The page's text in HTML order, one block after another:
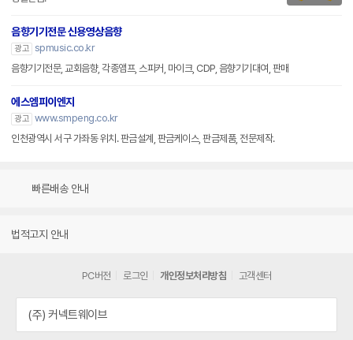
음향기기전문 신용영상음향
광고 spmusic.co.kr
음향기기전문, 교회음향, 각종앰프, 스피커, 마이크, CDP, 음향기기대여, 판매
에스엠피이엔지
광고 www.smpeng.co.kr
인천광역시 서구 가좌동 위치. 판금설계, 판금케이스, 판금제품, 전문제작.
빠른배송 안내
법적고지 안내
PC버전 로그인 개인정보처리방침 고객센터
(주) 커넥트웨이브